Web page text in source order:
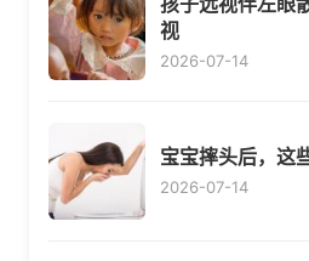
视
2026-07-14
宝宝摔头后，这
2026-07-14